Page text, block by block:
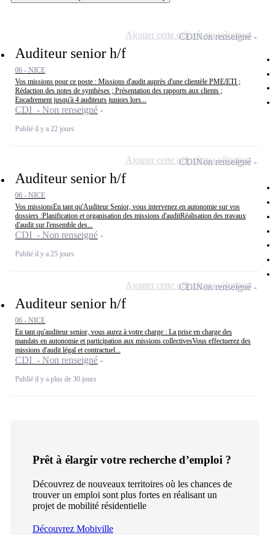
Auditeur senior h/f
06 - NICE
Vos missions pour ce poste : Missions d'audit auprès d'une clientèle PME/ETI ;
Rédaction des notes de synthèses ; Présentation des rapports aux clients ;
Encadrement jusqu'à 4 auditeurs juniors lors...
CDI - Non renseigné
Publié il y a 22 jours
CDINon renseigné
Ajouter cette offre à ma sélection
Auditeur senior h/f
06 - NICE
Vos missionsEn tant qu'Auditeur Senior, vous intervenez en autonomie sur vos
dossiers :Planification et organisation des missions d'auditRéalisation des travaux
d'audit sur l'ensemble des...
CDI - Non renseigné
Publié il y a 25 jours
CDINon renseigné
Ajouter cette offre à ma sélection
Auditeur senior h/f
06 - NICE
En tant qu'auditeur senior, vous aurez à votre charge : La prise en charge des
mandats en autonomie et participation aux missions collectivesVous effectuerez des
missions d'audit légal et contractuel...
CDI - Non renseigné
Publié il y a plus de 30 jours
CDINon renseigné
Ajouter cette offre à ma sélection
Prêt à élargir votre recherche d’emploi ?
Découvrez de nouveaux territoires où les chances de
trouver un emploi sont plus fortes en réalisant un
projet de mobilité résidentielle
Découvrez Mobiville